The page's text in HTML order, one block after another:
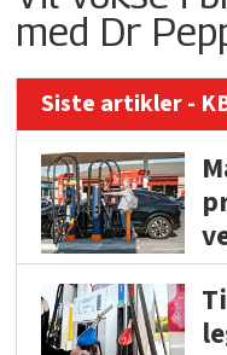
med Dr
Siste artikler -